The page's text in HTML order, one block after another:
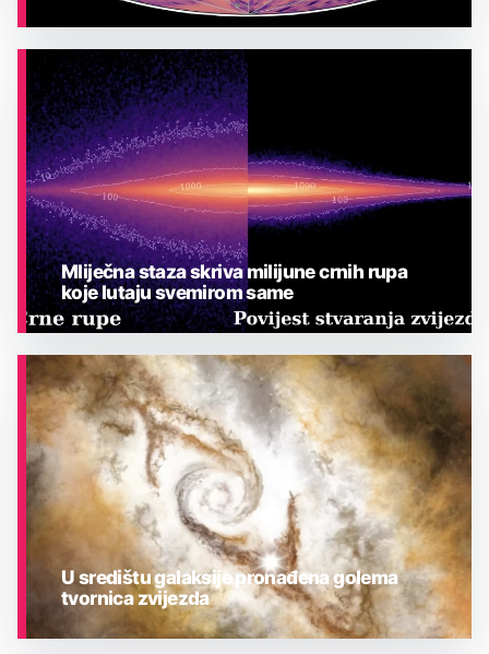
ASTRONOMIJA
ASTRONOMIJA
Mliječna staza skriva milijune crnih rupa
koje lutaju svemirom same
U središtu galaksije pronađena golema
tvornica zvijezda